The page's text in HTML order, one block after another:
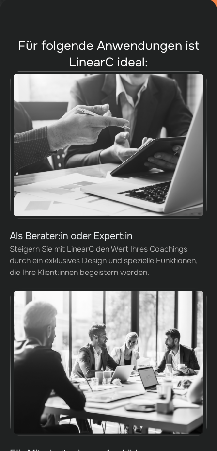
Für folgende Anwendungen ist
LinearC ideal:
Als Berater:in oder Expert:in
Steigern Sie mit LinearC den Wert Ihres Coachings
durch ein exklusives Design und spezielle Funktionen,
die Ihre Klient:innen begeistern werden.